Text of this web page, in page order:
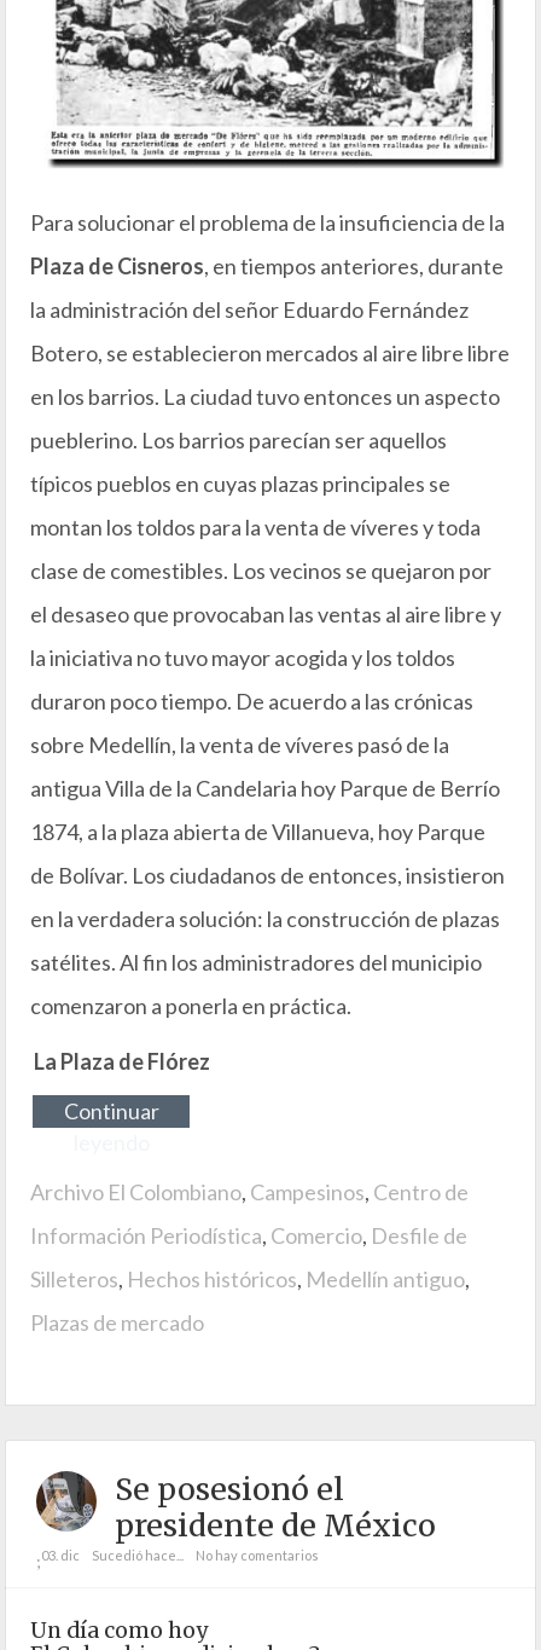
Para solucionar el problema de la insuficiencia de la
Plaza de Cisneros, en tiempos anteriores, durante
la administración del señor Eduardo Fernández
Botero, se establecieron mercados al aire libre libre
en los barrios. La ciudad tuvo entonces un aspecto
pueblerino. Los barrios parecían ser aquellos
típicos pueblos en cuyas plazas principales se
montan los toldos para la venta de víveres y toda
clase de comestibles. Los vecinos se quejaron por
el desaseo que provocaban las ventas al aire libre y
la iniciativa no tuvo mayor acogida y los toldos
duraron poco tiempo. De acuerdo a las crónicas
sobre Medellín, la venta de víveres pasó de la
antigua Villa de la Candelaria hoy Parque de Berrío
1874, a la plaza abierta de Villanueva, hoy Parque
de Bolívar. Los ciudadanos de entonces, insistieron
en la verdadera solución: la construcción de plazas
satélites. Al fin los administradores del municipio
comenzaron a ponerla en práctica.
La Plaza de Flórez
Continuar
Archivo El Colombiano, Campesinos, Centro de
Información Periodística, Comercio, Desfile de
Silleteros, Hechos históricos, Medellín antiguo,
Plazas de mercado
Se posesionó el
presidente de México
;03. dic Sucedió hace... No hay comentarios
Un día como hoy